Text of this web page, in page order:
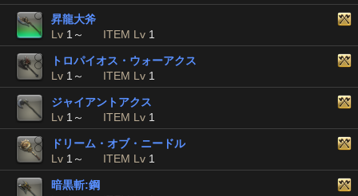
昇龍大斧
Lv 1～ ITEM Lv 1
トロパイオス・ウォーアクス
Lv 1～ ITEM Lv 1
ジャイアントアクス
Lv 1～ ITEM Lv 1
ドリーム・オブ・ニードル
Lv 1～ ITEM Lv 1
暗黒斬:鋼